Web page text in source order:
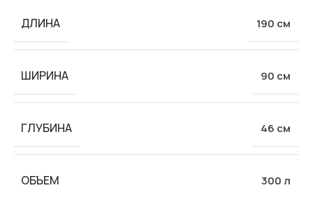
ДЛИНА 190 см
ШИРИНА 90 см
ГЛУБИНА 46 см
ОБЪЕМ 300 л